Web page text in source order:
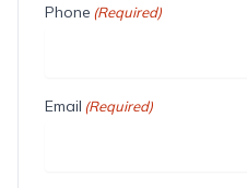
Phone (Required)
Email (Required)